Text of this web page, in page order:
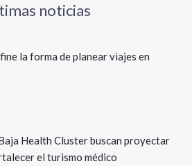
noticias
la forma de planear viajes en
Health Cluster buscan proyectar
el turismo médico